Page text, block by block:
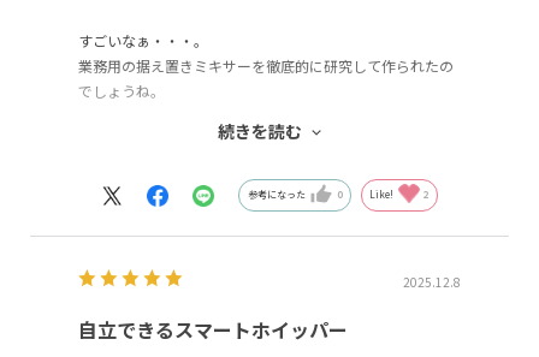
すごいなぁ・・・。
業務用の据え置きミキサーを徹底的に研究して作られたの
でしょうね。
最小限におさえられ
私がこれでメレンゲを作るときは、大きい（丸いホイッパ
ー）を使います。
皆目を丸くします。
「何でそんなに早いんですか？」
続きを読む
参考になった 0 Like! 2
2025.12.8
自立できるスマートホイッパー